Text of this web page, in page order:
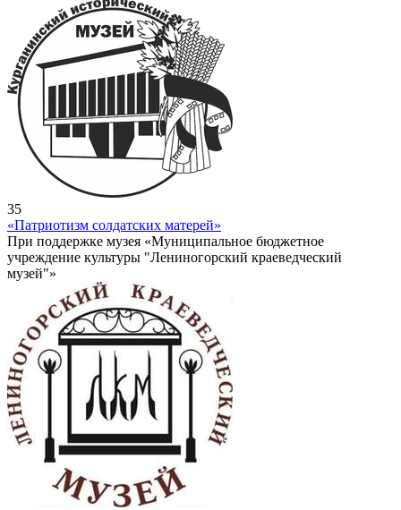
35
«Патриотизм солдатских матерей»
При поддержке музея «Муниципальное бюджетное
учреждение культуры "Лениногорский краеведческий
музей"»